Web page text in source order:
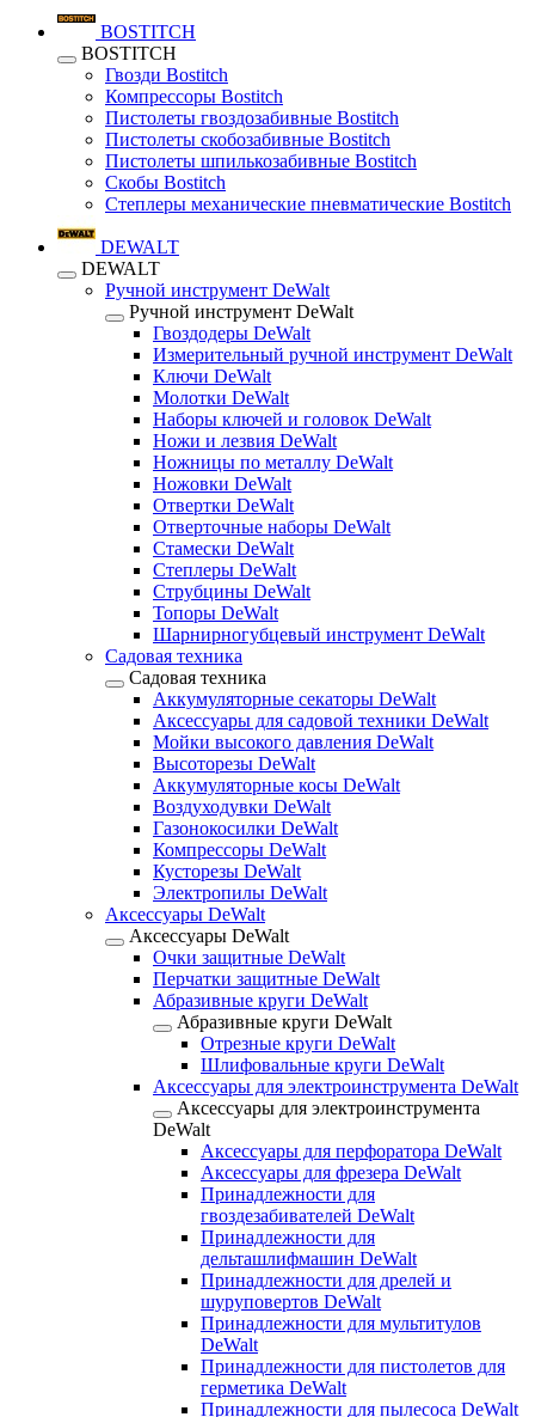
BOSTITCH
BOSTITCH
Гвозди Bostitch
Компрессоры Bostitch
Пистолеты гвоздозабивные Bostitch
Пистолеты скобозабивные Bostitch
Пистолеты шпилькозабивные Bostitch
Скобы Bostitch
Степлеры механические пневматические Bostitch
DEWALT
DEWALT
Ручной инструмент DeWalt
Ручной инструмент DeWalt
Гвоздодеры DeWalt
Измерительный ручной инструмент DeWalt
Ключи DeWalt
Молотки DeWalt
Наборы ключей и головок DeWalt
Ножи и лезвия DeWalt
Ножницы по металлу DeWalt
Ножовки DeWalt
Отвертки DeWalt
Отверточные наборы DeWalt
Стамески DeWalt
Степлеры DeWalt
Струбцины DeWalt
Топоры DeWalt
Шарнирногубцевый инструмент DeWalt
Садовая техника
Садовая техника
Аккумуляторные секаторы DeWalt
Аксессуары для садовой техники DeWalt
Мойки высокого давления DeWalt
Высоторезы DeWalt
Аккумуляторные косы DeWalt
Воздуходувки DeWalt
Газонокосилки DeWalt
Компрессоры DeWalt
Кусторезы DeWalt
Электропилы DeWalt
Аксессуары DeWalt
Аксессуары DeWalt
Очки защитные DeWalt
Перчатки защитные DeWalt
Абразивные круги DeWalt
Абразивные круги DeWalt
Отрезные круги DeWalt
Шлифовальные круги DeWalt
Аксессуары для электроинструмента DeWalt
Аксессуары для электроинструмента
DeWalt
Аксессуары для перфоратора DeWalt
Аксессуары для фрезера DeWalt
Принадлежности для
гвоздезабивателей DeWalt
Принадлежности для
дельташлифмашин DeWalt
Принадлежности для дрелей и
шуруповертов DeWalt
Принадлежности для мультитулов
DeWalt
Принадлежности для пистолетов для
герметика DeWalt
Принадлежности для пылесоса DeWalt